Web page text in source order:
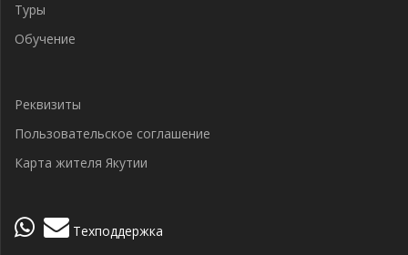
Туры
Обучение
Реквизиты
Пользовательское соглашение
Карта жителя Якутии
Техподдержка